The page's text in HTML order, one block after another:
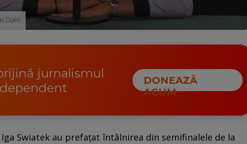
Open
jurnalismul
DONEAZĂ
ACUM
Iga Swiatek au prefațat întâlnirea din semifinalele de la